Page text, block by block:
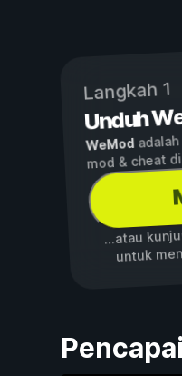
Langkah 1
Unduh
WeMod adalah
mod & cheat
...atau
untuk